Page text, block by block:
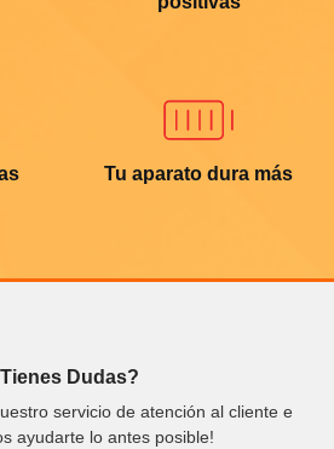
Tu aparato dura más
Dudas?
servicio de atención al cliente e
ayudarte lo antes posible!